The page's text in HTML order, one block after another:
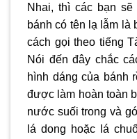
Nhai, thì các bạn
bánh có tên lạ lẫm là
cách gọi theo tiếng
Nói đến đây chắc
hình dáng của bánh
được làm hoàn toàn
nước suối trong và
lá dong hoặc lá